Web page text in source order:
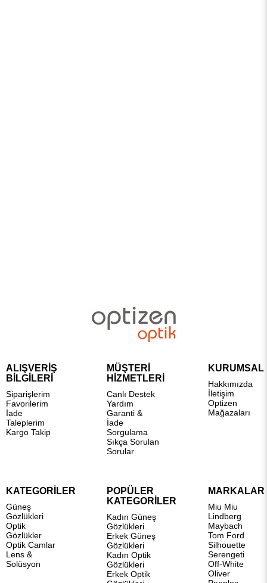
ALIŞVERİŞ
BİLGİLERİ
Siparişlerim
Favorilerim
İade
Taleplerim
Kargo Takip
MÜŞTERİ
HİZMETLERİ
Canlı Destek
Yardım
Garanti &
İade
Sorgulama
Sıkça Sorulan
Sorular
KURUMSAL
Hakkımızda
İletişim
Optizen
Mağazaları
KATEGORİLER
Güneş
Gözlükleri
Optik
Gözlükler
Optik Camlar
Lens &
Solüsyon
POPÜLER
KATEGORİLER
Kadın Güneş
Gözlükleri
Erkek Güneş
Gözlükleri
Kadın Optik
Gözlükleri
Erkek Optik
MARKALAR
Miu Miu
Lindberg
Maybach
Tom Ford
Silhouette
Serengeti
Off-White
Oliver